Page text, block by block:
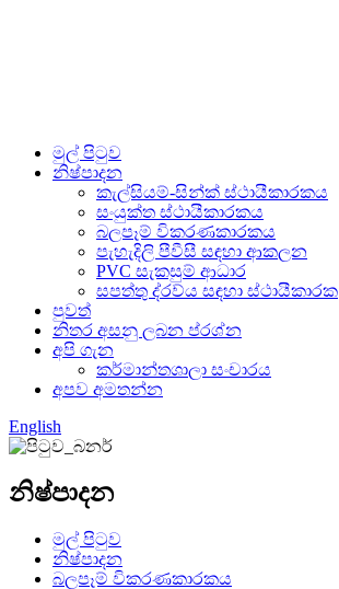
මුල් පිටුව
නිෂ්පාදන
කැල්සියම්-සින්ක් ස්ථායීකාරකය
සංයුක්ත ස්ථායීකාරකය
බලපෑම් විකරණකාරකය
පැහැදිලි පීවීසී සඳහා ආකලන
PVC සැකසුම් ආධාර
සපත්තු ද්රව්ය සඳහා ස්ථායීකාරක
පුවත්
නිතර අසනු ලබන ප්රශ්න
අපි ගැන
කර්මාන්තශාලා සංචාරය
අපව අමතන්න
English
නිෂ්පාදන
මුල් පිටුව
නිෂ්පාදන
බලපෑම් විකරණකාරකය